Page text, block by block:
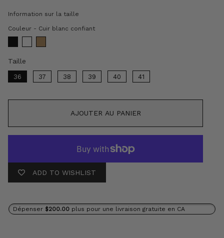
Information sur la taille
Couleur - Cuir blanc confiantCouleur
Taille
36 37 38 39 40 41
AJOUTER AU PANIER
ADD TO WISHLIST
Dépenser $200.00 plus pour une livraison gratuite en CA